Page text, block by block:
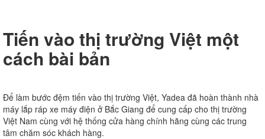
Tiến vào thị trường Việt một
cách bài bản
Để làm bước đệm tiến vào thị trường Việt, Yadea đã hoàn thành nhà
máy lắp ráp xe máy điện ở Bắc Giang để cung cấp cho thị trường
Việt Nam cùng với hệ thống cửa hàng chính hãng cùng các trung
tâm chăm sóc khách hàng.